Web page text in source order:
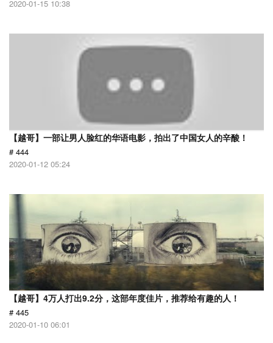
2020-01-15 10:38
【越哥】一部让男人脸红的华语电影，拍出了中国女人的辛酸！
# 444
2020-01-12 05:24
【越哥】4万人打出9.2分，这部年度佳片，推荐给有趣的人！
# 445
2020-01-10 06:01